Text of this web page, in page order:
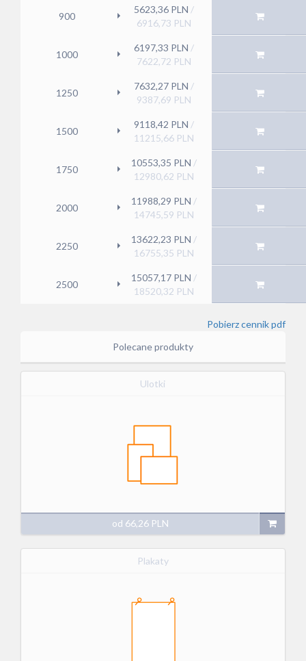
900
5623,36 PLN /
6916,73 PLN
1000
6197,33 PLN /
7622,72 PLN
1250
7632,27 PLN /
9387,69 PLN
1500
9118,42 PLN /
11215,66 PLN
1750
10553,35 PLN /
12980,62 PLN
2000
11988,29 PLN /
14745,59 PLN
2250
13622,23 PLN /
16755,35 PLN
2500
15057,17 PLN /
18520,32 PLN
Pobierz cennik pdf
Polecane produkty
Ulotki
od 66,26PLN
Plakaty